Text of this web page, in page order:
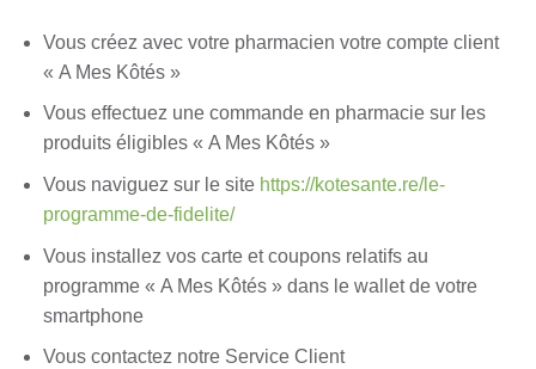
Vous créez avec votre pharmacien votre compte client
« A Mes Kôtés »
Vous effectuez une commande en pharmacie sur les
produits éligibles « A Mes Kôtés »
Vous naviguez sur le site https://kotesante.re/le-
programme-de-fidelite/
Vous installez vos carte et coupons relatifs au
programme « A Mes Kôtés » dans le wallet de votre
smartphone
Vous contactez notre Service Client